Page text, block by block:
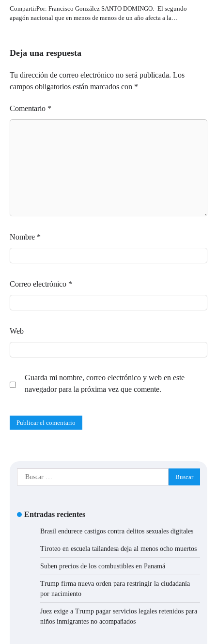
CompartirPor: Francisco González SANTO DOMINGO.- El segundo
apagón nacional que en menos de menos de un año afecta a la…
Deja una respuesta
Tu dirección de correo electrónico no será publicada. Los
campos obligatorios están marcados con *
Comentario *
Nombre *
Correo electrónico *
Web
Guarda mi nombre, correo electrónico y web en este
navegador para la próxima vez que comente.
Buscar:
Entradas recientes
Brasil endurece castigos contra delitos sexuales digitales
Tiroteo en escuela tailandesa deja al menos ocho muertos
Suben precios de los combustibles en Panamá
Trump firma nueva orden para restringir la ciudadanía
por nacimiento
Juez exige a Trump pagar servicios legales retenidos para
niños inmigrantes no acompañados